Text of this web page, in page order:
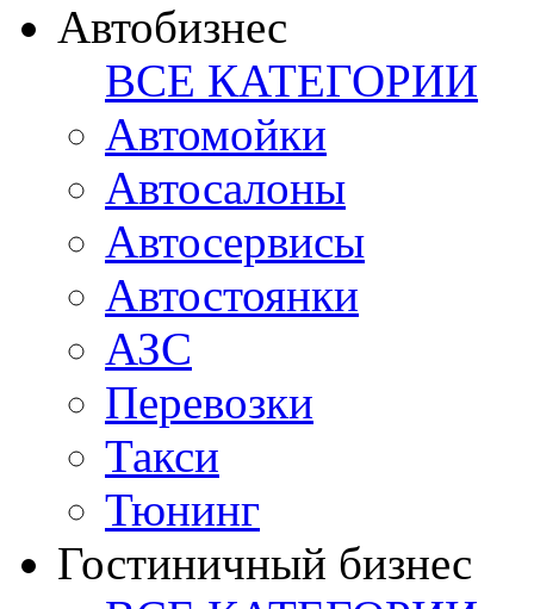
Автобизнес
ВСЕ КАТЕГОРИИ
Автомойки
Автосалоны
Автосервисы
Автостоянки
АЗС
Перевозки
Такси
Тюнинг
Гостиничный бизнес